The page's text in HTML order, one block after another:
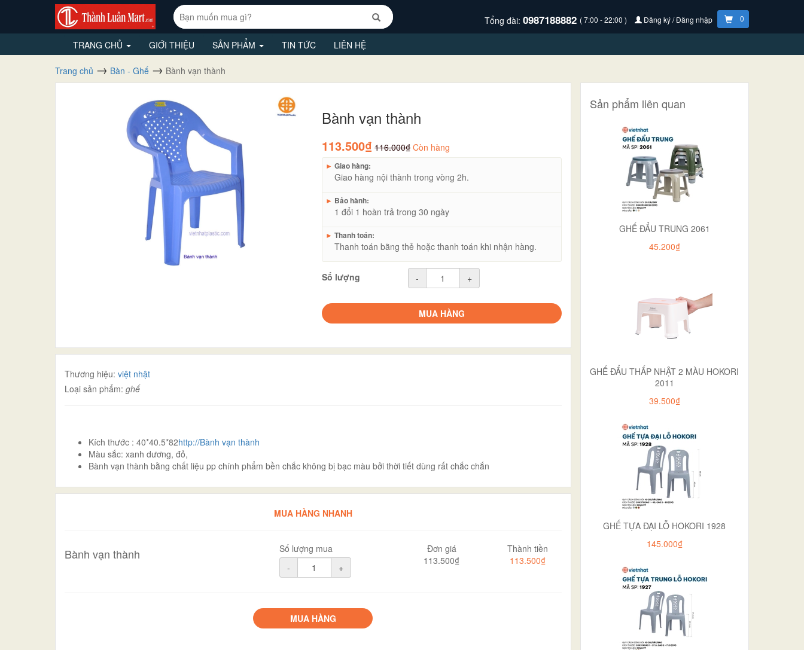
Tổng đài: 0987188882 ( 7:00 - 22:00 ) Đăng ký / Đăng nhập 0
TRANG CHỦ GIỚI THIỆU SẢN PHẨM TIN TỨC LIÊN HỆ
Trang chủ Bàn - Ghế Bành vạn thành
Bành vạn thành
113.500₫ 116.000₫ Còn hàng
► Giao hàng:
Giao hàng nội thành trong vòng 2h.
► Bảo hành:
1 đổi 1 hoàn trả trong 30 ngày
► Thanh toán:
Thanh toán bằng thẻ hoặc thanh toán khi nhận hàng.
Số lượng - +
MUA HÀNG
Thương hiệu: việt nhật
Loại sản phẩm: ghế
Kích thước : 40*40.5*82http://Bành vạn thành
Màu sắc: xanh dương, đỏ,
Bành vạn thành bằng chất liệu pp chính phẩm bền chắc không bị bạc màu bởi thời tiết dùng rất chắc chắn
MUA HÀNG NHANH
Bành vạn thành
Số lượng mua
-
+
Đơn giá
113.500₫
Thành tiền
113.500₫
MUA HÀNG
Sản phẩm liên quan
GHẾ ĐẨU TRUNG 2061
45.200₫
GHẾ ĐẨU THẤP NHẬT 2 MÀU HOKORI
2011
39.500₫
GHẾ TỰA ĐẠI LỖ HOKORI 1928
145.000₫